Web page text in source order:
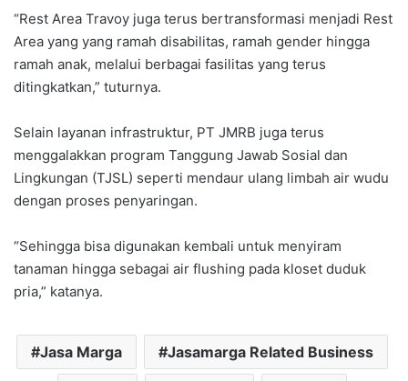
“Rest Area Travoy juga terus bertransformasi menjadi Rest
Area yang yang ramah disabilitas, ramah gender hingga
ramah anak, melalui berbagai fasilitas yang terus
ditingkatkan,” tuturnya.
Selain layanan infrastruktur, PT JMRB juga terus
menggalakkan program Tanggung Jawab Sosial dan
Lingkungan (TJSL) seperti mendaur ulang limbah air wudu
dengan proses penyaringan.
“Sehingga bisa digunakan kembali untuk menyiram
tanaman hingga sebagai air flushing pada kloset duduk
pria,” katanya.
Jasa Marga Jasamarga Related Business